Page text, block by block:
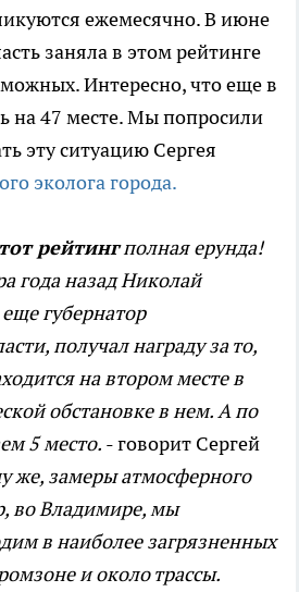
ежемесячно. В июне
заняла в этом рейтинге
Интересно, что еще в
на 47 месте. Мы попросили
эту ситуацию Сергея
эколога города.
рейтингполная ерунда!
года назад Николай
губернатор
получал награду за то,
на втором месте в
обстановке в нем. А по
5 место. - говорит Сергей
же, замеры атмосферного
во Владимире, мы
в наиболее загрязненных
и около трассы.